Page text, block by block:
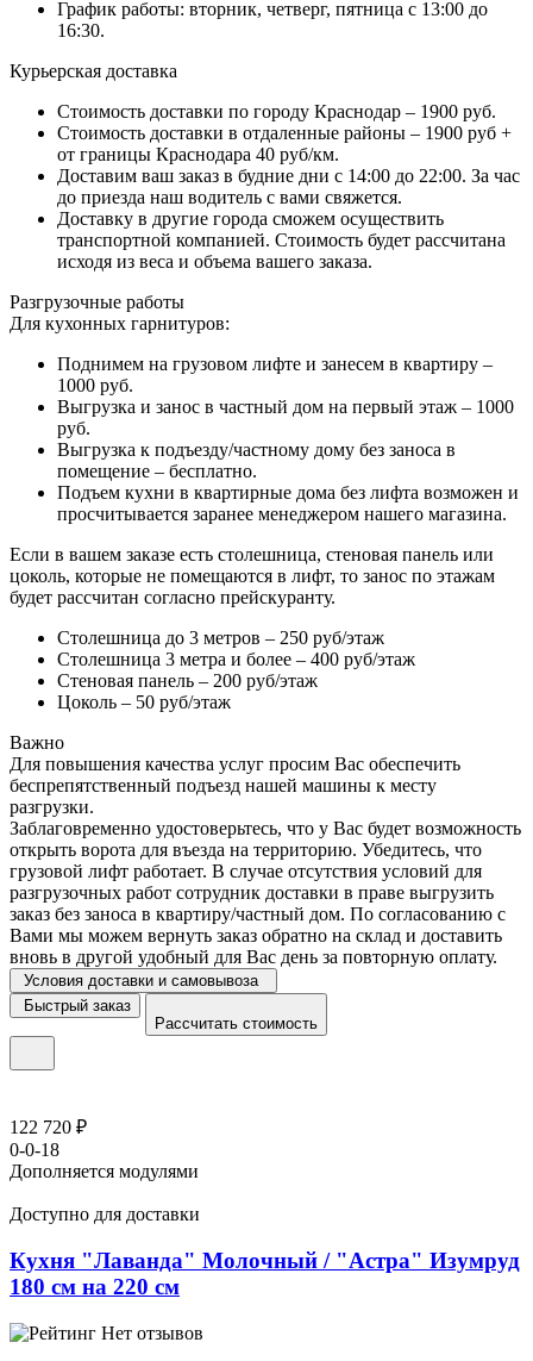
График работы: вторник, четверг, пятница с 13:00 до
16:30.
Курьерская доставка
Стоимость доставки по городу Краснодар – 1900 руб.
Стоимость доставки в отдаленные районы – 1900 руб +
от границы Краснодара 40 руб/км.
Доставим ваш заказ в будние дни с 14:00 до 22:00. За час
до приезда наш водитель с вами свяжется.
Доставку в другие города сможем осуществить
транспортной компанией. Стоимость будет рассчитана
исходя из веса и объема вашего заказа.
Разгрузочные работы
Для кухонных гарнитуров:
Поднимем на грузовом лифте и занесем в квартиру –
1000 руб.
Выгрузка и занос в частный дом на первый этаж – 1000
руб.
Выгрузка к подъезду/частному дому без заноса в
помещение – бесплатно.
Подъем кухни в квартирные дома без лифта возможен и
просчитывается заранее менеджером нашего магазина.
Если в вашем заказе есть столешница, стеновая панель или
цоколь, которые не помещаются в лифт, то занос по этажам
будет рассчитан согласно прейскуранту.
Столешница до 3 метров – 250 руб/этаж
Столешница 3 метра и более – 400 руб/этаж
Стеновая панель – 200 руб/этаж
Цоколь – 50 руб/этаж
Важно
Для повышения качества услуг просим Вас обеспечить
беспрепятственный подъезд нашей машины к месту
разгрузки.
Заблаговременно удостоверьтесь, что у Вас будет возможность
открыть ворота для въезда на территорию. Убедитесь, что
грузовой лифт работает. В случае отсутствия условий для
разгрузочных работ сотрудник доставки в праве выгрузить
заказ без заноса в квартиру/частный дом. По согласованию с
Вами мы можем вернуть заказ обратно на склад и доставить
вновь в другой удобный для Вас день за повторную оплату.
Условия доставки и самовывоза
Быстрый заказ
Рассчитать стоимость
122 720 ₽
0-0-18
Дополняется модулями
Доступно для доставки
Кухня "Лаванда" Молочный / "Астра" Изумруд
180 см на 220 см
Нет отзывов